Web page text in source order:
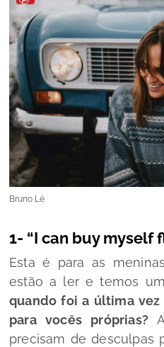
Bruno Lé
1- “I can buy myself
Esta é para as
estão a ler e temos
quando foi a última
para vocês próprias?
precisam de desculpas